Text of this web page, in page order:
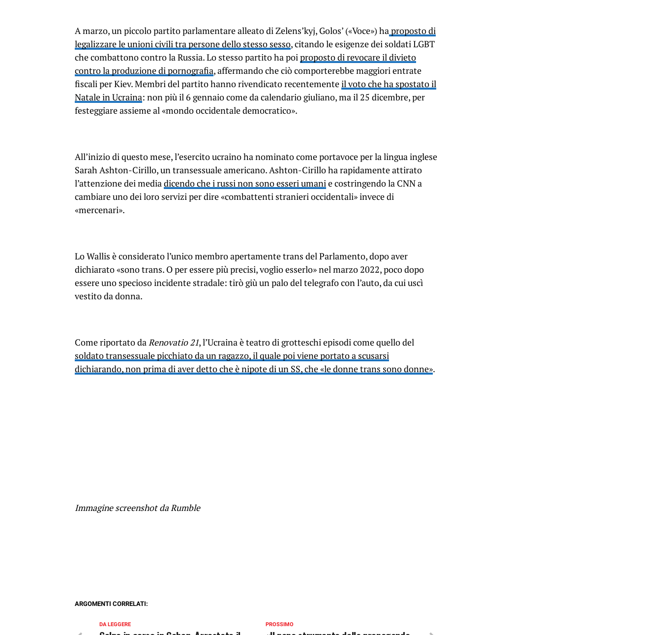
A marzo, un piccolo partito parlamentare alleato di Zelens’kyj, Golos’ («Voce») haproposto di
legalizzare le unioni civili tra persone dello stesso sesso, citando le esigenze dei soldati LGBT
che combattono contro la Russia. Lo stesso partito ha poiproposto di revocare il divieto
contro la produzione di pornografia, affermando che ciò comporterebbe maggiori entrate
fiscali per Kiev. Membri del partito hanno rivendicato recentementeil voto che ha spostato il
Natale in Ucraina: non più il 6 gennaio come da calendario giuliano, ma il 25 dicembre, per
festeggiare assieme al «mondo occidentale democratico».
All’inizio di questo mese, l’esercito ucraino ha nominato come portavoce per la lingua inglese
Sarah Ashton-Cirillo, un transessuale americano. Ashton-Cirillo ha rapidamente attirato
l’attenzione dei mediadicendo che i russi non sono esseri umanie costringendo la CNN a
cambiare uno dei loro servizi per dire «combattenti stranieri occidentali» invece di
«mercenari».
Lo Wallis è considerato l’unico membro apertamente trans del Parlamento, dopo aver
dichiarato «sono trans. O per essere più precisi, voglio esserlo» nel marzo 2022, poco dopo
essere uno specioso incidente stradale: tirò giù un palo del telegrafo con l’auto, da cui uscì
vestito da donna.
Come riportato daRenovatio 21, l’Ucraina è teatro di grotteschi episodi come quello del
soldato transessuale picchiato da un ragazzo, il quale poi viene portato a scusarsi
dichiarando, non prima di aver detto che è nipote di un SS, che «le donne trans sono donne».
Immagine screenshot da Rumble
ARGOMENTI CORRELATI:
PROSSIMO
DA LEGGERE